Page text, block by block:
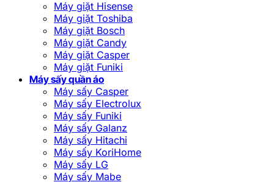
Máy giặt Hisense
Máy giặt Toshiba
Máy giặt Bosch
Máy giặt Candy
Máy giặt Casper
Máy giặt Funiki
Máy sấy quần áo
Máy sấy Casper
Máy sấy Electrolux
Máy sấy Funiki
Máy sấy Galanz
Máy sấy Hitachi
Máy sấy KoriHome
Máy sấy LG
Máy sấy Mabe